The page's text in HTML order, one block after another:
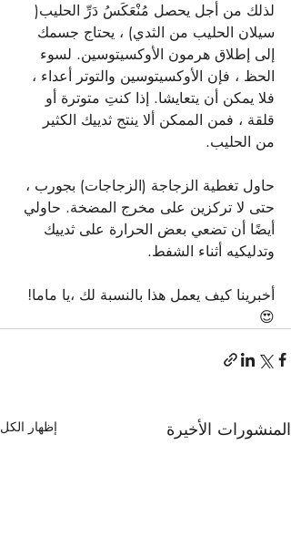
لذلك من أجل يحصل مُنْعَكَسُ دَرِّ الحليب(
سيلان الحليب من الثدي) ، يحتاج جسمك
إلى إطلاق هرمون الأوكسيتوسين. لسوء
الحظ ، فإن الأوكسيتوسين والتوتر أعداء ،
فلا يمكن أن يتعايشا. إذا كنتِ متوترة أو
قلقة ، فمن الممكن ألا ينتج ثدييك الكثير
من الحليب.
حاول تغطية الزجاجة (الزجاجات) بجورب ،
حتى لا تركزين على مخرج المضخة. حاولي
أيضًا أن تضعي بعض الحرارة على ثدييك
وتدليكيه أثناء الشفط.
أخبرينا كيف يعمل هذا بالنسبة لك ،يا ماما!
😍
المنشورات الأخيرة إظهار الكل